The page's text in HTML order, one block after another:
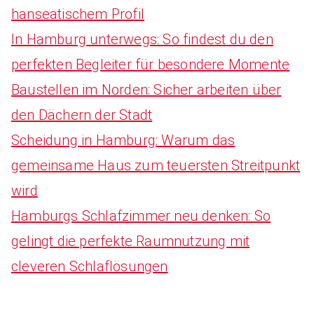
hanseatischem Profil
In Hamburg unterwegs: So findest du den
perfekten Begleiter für besondere Momente
Baustellen im Norden: Sicher arbeiten über
den Dächern der Stadt
Scheidung in Hamburg: Warum das
gemeinsame Haus zum teuersten Streitpunkt
wird
Hamburgs Schlafzimmer neu denken: So
gelingt die perfekte Raumnutzung mit
cleveren Schlaflösungen